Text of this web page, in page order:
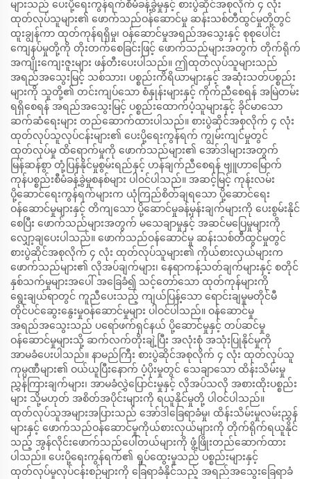
များသည် ပေးပို့ရေးကွန်ရက်စီမံခန့်ခွဲမှုနှင့် စားပွဲဆိုင်အစုလိုက် ၄ လုံး
ထုတ်လုပ်သူများ၏ ဖောက်သည်ဝန်ဆောင်မှု ဆန်းသစ်တီထွင်မှုတို့တွင်
ထူးချွန်ကာ ထုတ်ကုန်ရရှိမှု၊ ဝန်ဆောင်မှုအရည်အသွေးနှင့် စုစုပေါင်း
ကျေနပ်မှုတို့ကို တိုးတက်စေခြင်းဖြင့် ဖောက်သည်များအတွက် တိုက်ရိုက်
အကျိုးကျေးဇူးများ ဖန်တီးပေးပါသည်။ ဤထုတ်လုပ်သူများသည်
အရည်အသွေးမြင့် သစ်သား၊ ပစ္စည်းကိရိယာများနှင့် အဆုံးသတ်ပစ္စည်း
များကို သူတို့၏ တင်းကျပ်သော စံနှုန်းများနှင့် ကိုက်ညီစေရန် အမြဲတမ်း
ရရှိစေရန် အရည်အသွေးမြင့် ပစ္စည်းထောက်ပံ့သူများနှင့် ခိုင်မာသော
ဆက်ဆံရေးများ တည်ဆောက်ထားပါသည်။ စားပွဲဆိုင်အစုလိုက် ၄ လုံး
ထုတ်လုပ်သူလုပ်ငန်းများ၏ ပေးပို့ရေးကွန်ရက် ကျွမ်းကျင်မှုတွင်
ထုတ်လုပ်မှု ထိရောက်မှုကို ဖောက်သည်များ၏ အော်ဒါများအတွက်
မြန်ဆန်စွာ တုံ့ပြန်နိုင်မှုစွမ်းရည်နှင့် ဟန်ချက်ညီစေရန် ဗျူဟာမြောက်
ကုန်ပစ္စည်းစီမံခန့်ခွဲမှုစနစ်များ ပါဝင်ပါသည်။ အဆင့်မြင့် ကုန်းလမ်း
ပို့ဆောင်ရေးကွန်ရက်များက ယုံကြည်စိတ်ချရသော ပို့ဆောင်ရေး
ဝန်ဆောင်မှုများနှင့် တိကျသော ပို့ဆောင်မှုခန့်မှန်းချက်များကို ပေးစွမ်းနိုင်
စေပြီး ဖောက်သည်များအတွက် မသေချာမှုနှင့် အဆင်မပြေမှုများကို
လျှော့ချပေးပါသည်။ ဖောက်သည်ဝန်ဆောင်မှု ဆန်းသစ်တီထွင်မှုတွင်
စားပွဲဆိုင်အစုလိုက် ၄ လုံး ထုတ်လုပ်သူများ၏ ကိုယ်စားလှယ်များက
ဖောက်သည်များ၏ လိုအပ်ချက်များ၊ နေရာကန့်သတ်ချက်များနှင့် စတိုင်
နှစ်သက်မှုများအပေါ် အခြေခံ၍ သင့်တော်သော ထုတ်ကုန်များကို
ရွေးချယ်ရာတွင် ကူညီပေးသည့် ကျယ်ပြန့်သော ရောင်းချမှုမတိုင်မီ
တိုင်ပင်ဆွေးနွေးမှုဝန်ဆောင်မှုများ ပါဝင်ပါသည်။ ဝန်ဆောင်မှု
အရည်အသွေးသည် ပရော်ဖက်ရှင်နယ် ပို့ဆောင်မှုနှင့် တပ်ဆင်မှု
ဝန်ဆောင်မှုများသို့ ဆက်လက်တိုးချဲ့ပြီး အလုံးစုံ အသုံးပြုနိုင်မှုကို
အာမခံပေးပါသည်။ နာမည်ကြီး စားပွဲဆိုင်အစုလိုက် ၄ လုံး ထုတ်လုပ်သူ
ကုမ္ပဏီများ၏ ဝယ်ယူပြီးနောက် ပံ့ပိုးမှုတွင် သေချာသော ထိန်းသိမ်းမှု
ညွှန်ကြားချက်များ၊ အာမခံလွှဲပြောင်းမှုနှင့် လိုအပ်သလို အစားထိုးပစ္စည်း
များ သို့မဟုတ် အစိတ်အပိုင်းများကို ရယူနိုင်မှုတို့ ပါဝင်ပါသည်။
ထုတ်လုပ်သူအများအပြားသည် အော်ဒါခြေရာခံမှု၊ ထိန်းသိမ်းမှုလမ်းညွှန်
များနှင့် ဖောက်သည်ဝန်ဆောင်မှုကိုယ်စားလှယ်များကို တိုက်ရိုက်ရယူနိုင်
သည့် အွန်လိုင်းဖောက်သည်ပေါ်တယ်များကို ဖွံ့ဖြိုးတည်ဆောက်ထား
ပါသည်။ ပေးပို့ရေးကွန်ရက်၏ ရှုပ်ထွေးမှုသည် ပစ္စည်းများနှင့်
ထုတ်လုပ်မှုလုပ်ငန်းစဉ်များကို ခြေရာခံနိုင်သည့် အရည်အသွေးခြေရာခံ